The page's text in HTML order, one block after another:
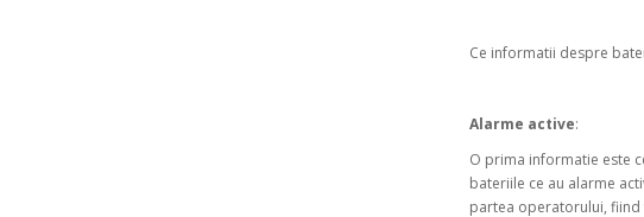
Ce informatii despre
Alarme active:
O prima informatie este
bateriile ce au alarme
partea operatorului, fiind